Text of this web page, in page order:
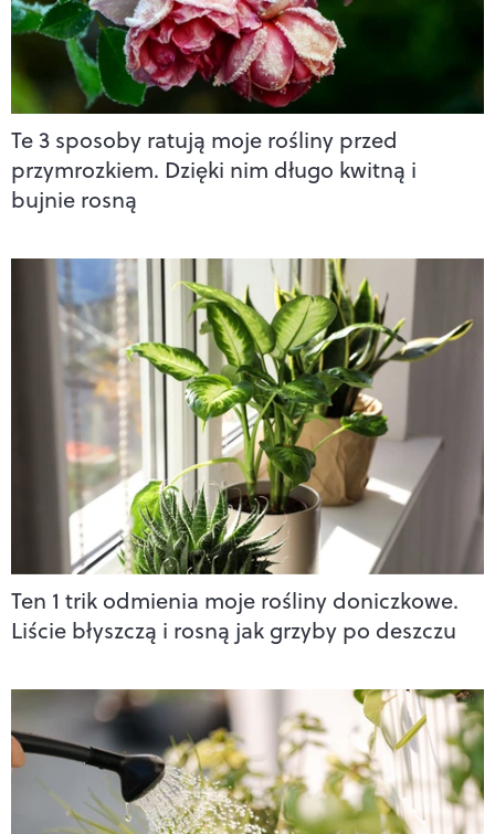
Te 3 sposoby ratują moje rośliny przed
przymrozkiem. Dzięki nim długo kwitną i
bujnie rosną
Ten 1 trik odmienia moje rośliny doniczkowe.
Liście błyszczą i rosną jak grzyby po deszczu